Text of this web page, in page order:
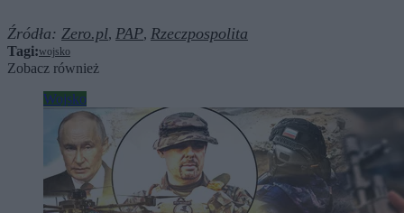
Źródła: Zero.pl, PAP, Rzeczpospolita
Tagi:wojsko
Zobacz również
Wojsko